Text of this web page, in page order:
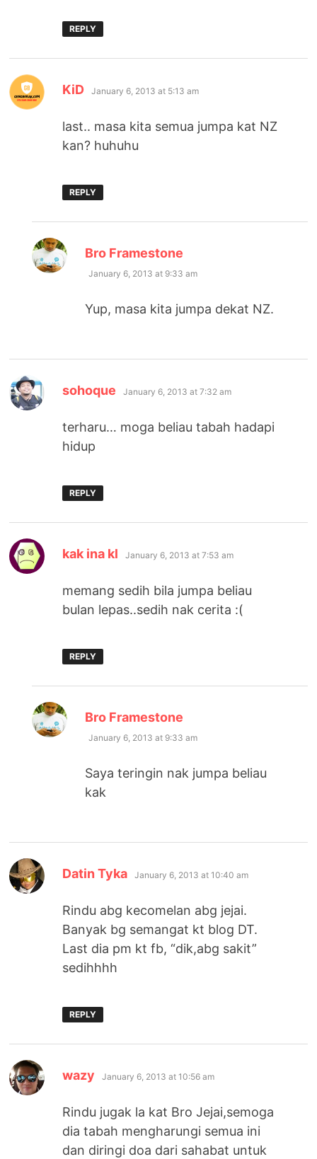
REPLY
KiD says:
January 6, 2013 at 5:13 am
last.. masa kita semua jumpa kat NZ
kan? huhuhu
REPLY
Bro Framestone
January 6, 2013 at 9:33 am
Yup, masa kita jumpa dekat NZ.
sohoque says:
January 6, 2013 at 7:32 am
terharu… moga beliau tabah hadapi
hidup
REPLY
kak ina kl says:
January 6, 2013 at 7:53 am
memang sedih bila jumpa beliau
bulan lepas..sedih nak cerita :(
REPLY
Bro Framestone
January 6, 2013 at 9:33 am
Saya teringin nak jumpa beliau
kak
Datin Tyka says:
January 6, 2013 at 10:40 am
Rindu abg kecomelan abg jejai.
Banyak bg semangat kt blog DT.
Last dia pm kt fb, “dik,abg sakit”
sedihhhh
REPLY
wazy says:
January 6, 2013 at 10:56 am
Rindu jugak la kat Bro Jejai,semoga
dia tabah mengharungi semua ini
dan diringi doa dari sahabat untuk